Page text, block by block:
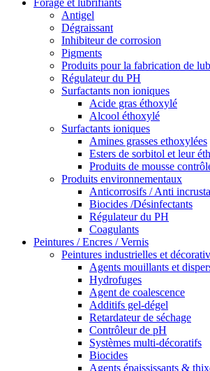
Forage et lubrifiants
Antigel
Dégraissant
Inhibiteur de corrosion
Pigments
Produits pour la fabrication de
Régulateur du PH
Surfactants non ioniques
Acide gras éthoxylé
Alcool éthoxylé
Surfactants ioniques
Amines grasses ethoxylées
Esters de sorbitol et leur
Produits de mousse
Produits environnementaux
Anticorrosifs / Anti
Biocides /Désinfectants
Régulateur du PH
Coagulants
Peintures / Encres / Vernis
Peintures industrielles et
Agents mouillants et
Hydrofuges
Agent de coalescence
Additifs gel-dégel
Retardateur de séchage
Contrôleur de pH
Systèmes multi-décoratifs
Biocides
Agents épaississants &